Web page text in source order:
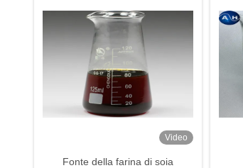
Video
Fonte della farina di soia